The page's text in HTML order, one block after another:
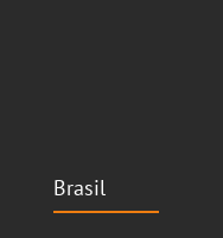
Brasil